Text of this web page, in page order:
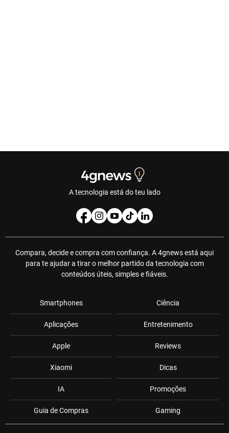
A tecnologia está do teu lado
Compara, decide e compra com confiança. A 4gnews está aqui
para te ajudar a tirar o melhor partido da tecnologia com
conteúdos úteis, simples e fiáveis.
Smartphones
Aplicações
Apple
Xiaomi
IA
Guia de Compras
Ciência
Entretenimento
Reviews
Dicas
Promoções
Gaming